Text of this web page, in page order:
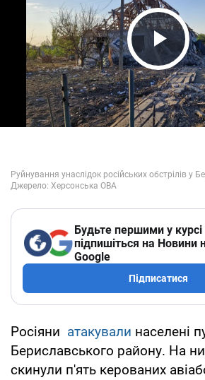
Play
Будьте першими у
підпишіться на Новини
Google
Підписатися
Росіяни атакували населені
Бериславського району. На
скинули п'ять керованих